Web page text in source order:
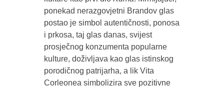
ponekad nerazgovjetni Brandov glas
postao je simbol autentičnosti, ponosa
i prkosa, taj glas danas, svijest
prosječnog konzumenta popularne
kulture, doživljava kao glas istinskog
porodičnog patrijarha, a lik Vita
Corleonea simbolizira sve pozitivne